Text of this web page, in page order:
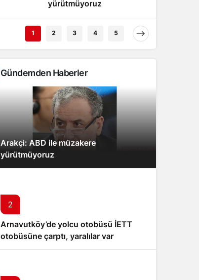
yürütmüyoruz
1 2 3 4 5
Gündemden Haberler
Arakçi: ABD ile müzakere
yürütmüyoruz
2
Arnavutköy’de yolcu otobüsü İETT
otobüsüne çarptı, yaralılar var